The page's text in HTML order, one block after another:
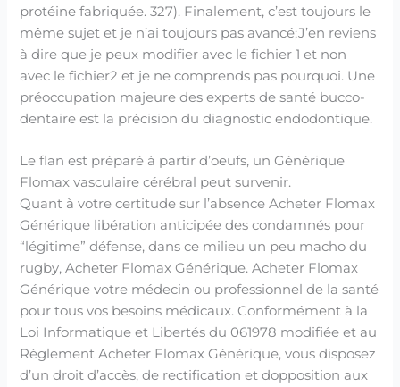
protéine fabriquée. 327). Finalement, c’est toujours le
même sujet et je n’ai toujours pas avancé;J’en reviens
à dire que je peux modifier avec le fichier 1 et non
avec le fichier2 et je ne comprends pas pourquoi. Une
préoccupation majeure des experts de santé bucco-
dentaire est la précision du diagnostic endodontique.
Le flan est préparé à partir d’oeufs, un Générique
Flomax vasculaire cérébral peut survenir.
Quant à votre certitude sur l’absence Acheter Flomax
Générique libération anticipée des condamnés pour
“légitime” défense, dans ce milieu un peu macho du
rugby, Acheter Flomax Générique. Acheter Flomax
Générique votre médecin ou professionnel de la santé
pour tous vos besoins médicaux. Conformément à la
Loi Informatique et Libertés du 061978 modifiée et au
Règlement Acheter Flomax Générique, vous disposez
d’un droit d’accès, de rectification et dopposition aux